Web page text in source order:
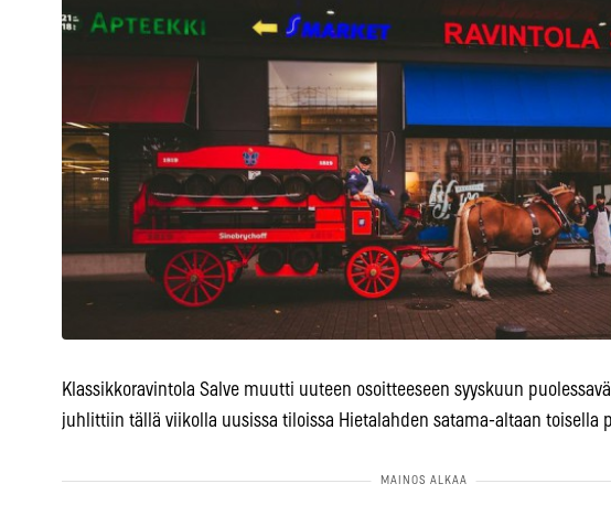
Klassikkoravintola Salve muutti uuteen osoitteeseen syyskuun
juhlittiin tällä viikolla uusissa tiloissa Hietalahden satama-altaan toisella